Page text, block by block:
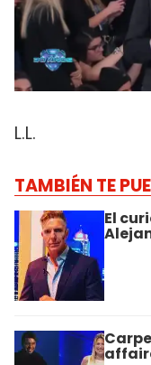
L.L.
TAMBIÉN TE
El